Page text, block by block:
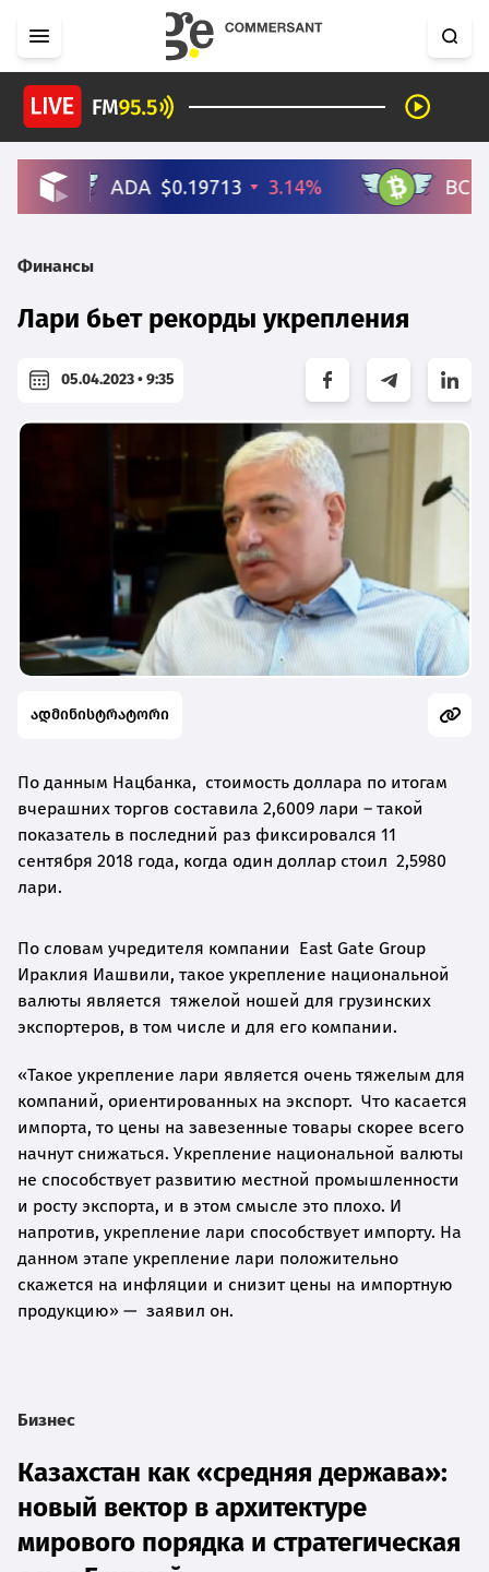
Финансы
Лари бьет рекорды укрепления
05.04.2023 • 9:35
ადმინისტრატორი
По данным Нацбанка, стоимость доллара по итогам
вчерашних торгов составила 2,6009 лари – такой
показатель в последний раз фиксировался 11
сентября 2018 года, когда один доллар стоил 2,5980
лари.
По словам учредителя компании East Gate Group
Ираклия Иашвили, такое укрепление национальной
валюты является тяжелой ношей для грузинских
экспортеров, в том числе и для его компании.
«Такое укрепление лари является очень тяжелым для
компаний, ориентированных на экспорт. Что касается
импорта, то цены на завезенные товары скорее всего
начнут снижаться. Укрепление национальной валюты
не способствует развитию местной промышленности
и росту экспорта, и в этом смысле это плохо. И
напротив, укрепление лари способствует импорту. На
данном этапе укрепление лари положительно
скажется на инфляции и снизит цены на импортную
продукцию» — заявил он.
Бизнес
Казахстан как «средняя держава»:
новый вектор в архитектуре
мирового порядка и стратегическая